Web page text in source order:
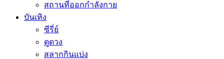
สถานที่ออกกำลังกาย
บันเทิง
ซีรี่ย์
ดูดวง
สลากกินแบ่ง